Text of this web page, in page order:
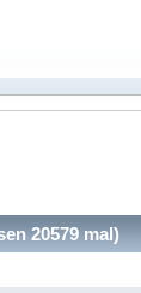
20579 mal)